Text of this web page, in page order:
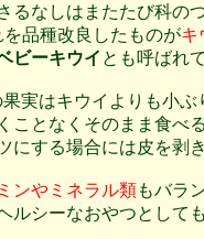
るなしはまたたび科の
品種改良したものがキ
ビーキウイ とも呼ばれ
実はキウイよりも小ぶ
ことなくそのまま食べ
にする場合には皮を剥
ンやミネラル類もバラ
ルシーなおやつとして